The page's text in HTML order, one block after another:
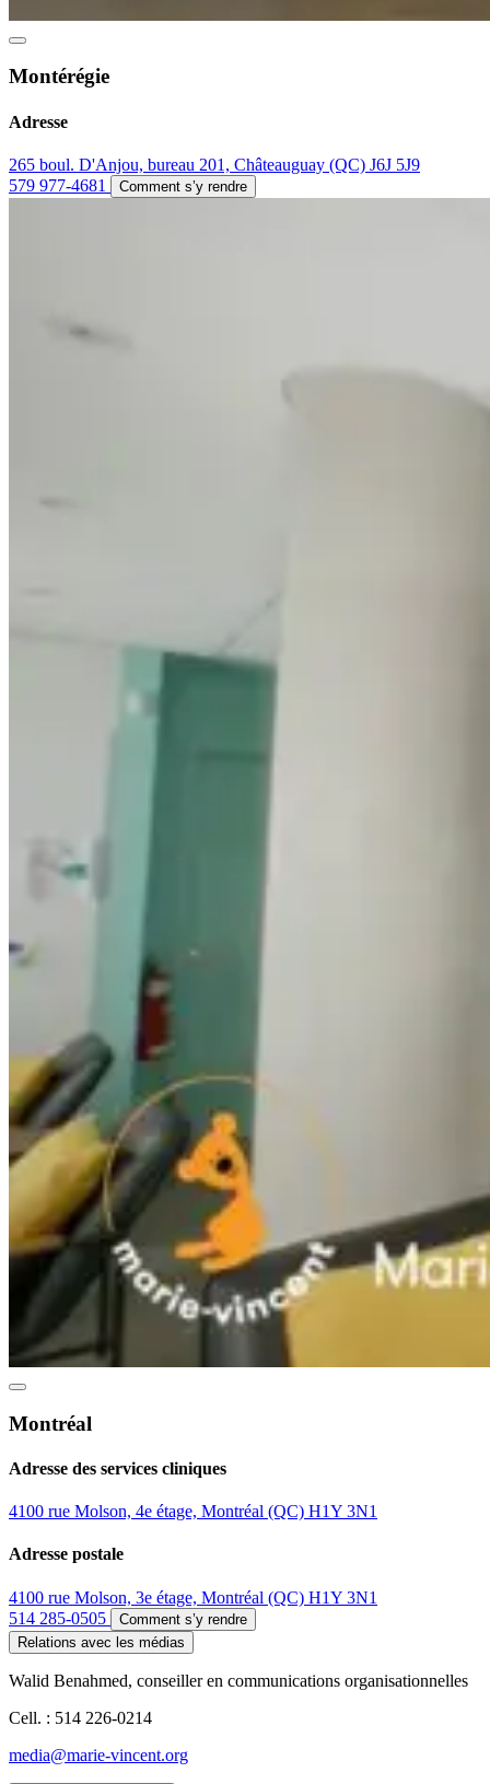
Montérégie
Adresse
265 boul. D'Anjou, bureau 201, Châteauguay (QC) J6J 5J9
579 977-4681
Comment s’y rendre
Montréal
Adresse des services cliniques
4100 rue Molson, 4e étage, Montréal (QC) H1Y 3N1
Adresse postale
4100 rue Molson, 3e étage, Montréal (QC) H1Y 3N1
514 285-0505
Comment s’y rendre
Relations avec les médias
Walid Benahmed, conseiller en communications organisationnelles
Cell. : 514 226-0214
media@marie-vincent.org